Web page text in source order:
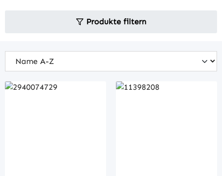
Produkte filtern